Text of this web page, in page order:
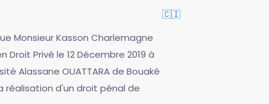
🇨🇮
Monsieur Kasson Charlemagne
Privé le 12 Décembre 2019 à
Alassane OUATTARA de Bouaké
réalisation d'un droit pénal de